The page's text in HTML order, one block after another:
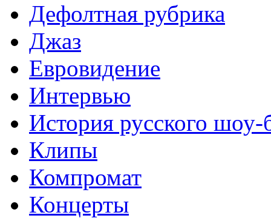
Дефолтная рубрика
Джаз
Евровидение
Интервью
История русского шоу-
Клипы
Компромат
Концерты